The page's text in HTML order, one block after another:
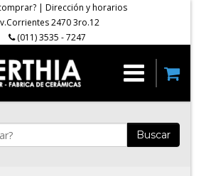
| Dirección y horarios
2470 3ro.12
(011) 3535 - 7247
Buscar